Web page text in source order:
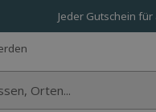
Jeder Gutschein